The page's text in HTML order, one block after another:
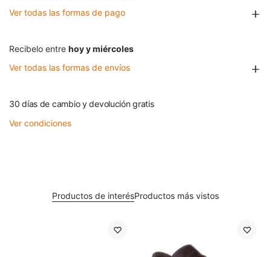
Ver todas las formas de pago
Recibelo entre hoy y miércoles
Ver todas las formas de envíos
30 días de cambio y devolución gratis
Ver condiciones
Productos de interésProductos más vistos